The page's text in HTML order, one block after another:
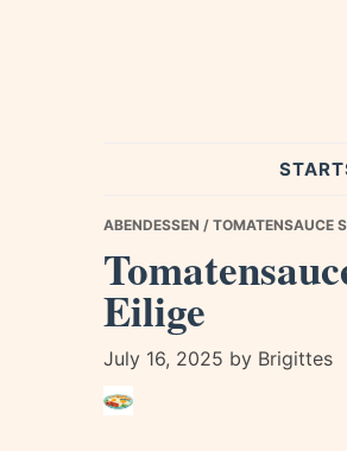
Spezial
Rezepte
ABENDESSEN / TOMATENSAUCE
Eilige
July 16, 2025 by Brigittes